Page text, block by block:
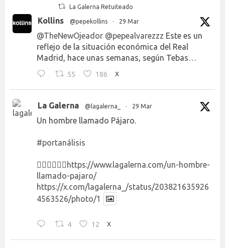
La Galerna Retuiteado
Kollins @pepekollins · 29 Mar
@TheNewOjeador @pepealvarezzz Este es un
reflejo de la situación económica del Real
Madrid, hace unas semanas, según Tebas…
55 186 X
La Galerna @lagalerna_ · 29 Mar
Un hombre llamado Pájaro.
#portanálisis
👉🏻👉🏻👉🏻 https://www.lagalerna.com/un-hombre-
llamado-pajaro/
https://x.com/lagalerna_/status/203821635926
4563526/photo/1
4 12 X